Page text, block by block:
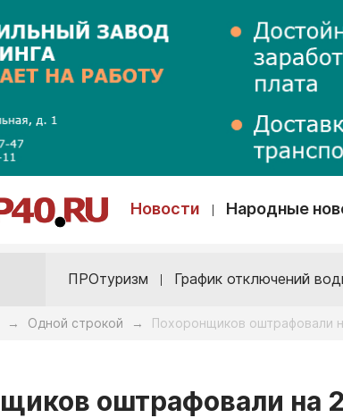
Новости Народные
ПРОтуризм График отключений
→ Одной строкой → Похоронщиков оштрафовали
оштрафовали на